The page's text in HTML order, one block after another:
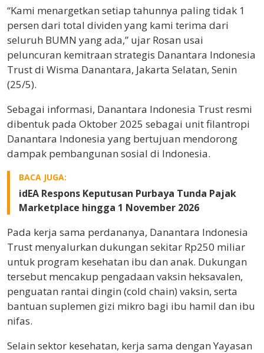
“Kami menargetkan setiap tahunnya paling tidak 1
persen dari total dividen yang kami terima dari
seluruh BUMN yang ada,” ujar Rosan usai
peluncuran kemitraan strategis Danantara Indonesia
Trust di Wisma Danantara, Jakarta Selatan, Senin
(25/5).
Sebagai informasi, Danantara Indonesia Trust resmi
dibentuk pada Oktober 2025 sebagai unit filantropi
Danantara Indonesia yang bertujuan mendorong
dampak pembangunan sosial di Indonesia.
BACA JUGA:
idEA Respons Keputusan Purbaya Tunda Pajak
Marketplace hingga 1 November 2026
Pada kerja sama perdananya, Danantara Indonesia
Trust menyalurkan dukungan sekitar Rp250 miliar
untuk program kesehatan ibu dan anak. Dukungan
tersebut mencakup pengadaan vaksin heksavalen,
penguatan rantai dingin (cold chain) vaksin, serta
bantuan suplemen gizi mikro bagi ibu hamil dan ibu
nifas.
Selain sektor kesehatan, kerja sama dengan Yayasan